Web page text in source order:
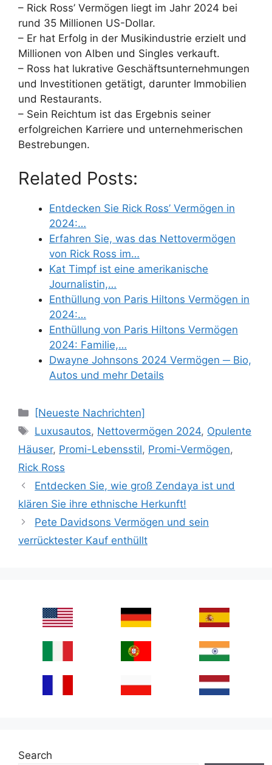
– Rick Ross’ Vermögen liegt im Jahr 2024 bei
rund 35 Millionen US-Dollar.
– Er hat Erfolg in der Musikindustrie erzielt und
Millionen von Alben und Singles verkauft.
– Ross hat lukrative Geschäftsunternehmungen
und Investitionen getätigt, darunter Immobilien
und Restaurants.
– Sein Reichtum ist das Ergebnis seiner
erfolgreichen Karriere und unternehmerischen
Bestrebungen.
Related Posts:
Entdecken Sie Rick Ross’ Vermögen in
2024:…
Erfahren Sie, was das Nettovermögen
von Rick Ross im…
Kat Timpf ist eine amerikanische
Journalistin,…
Enthüllung von Paris Hiltons Vermögen in
2024:…
Enthüllung von Paris Hiltons Vermögen
2024: Familie,…
Dwayne Johnsons 2024 Vermögen ─ Bio,
Autos und mehr Details
Categories
[Neueste Nachrichten]
Tags
Luxusautos, Nettovermögen 2024, Opulente
Häuser, Promi-Lebensstil, Promi-Vermögen,
Rick Ross
Entdecken Sie, wie groß Zendaya ist und
klären Sie ihre ethnische Herkunft!
Pete Davidsons Vermögen und sein
verrücktester Kauf enthüllt
Search